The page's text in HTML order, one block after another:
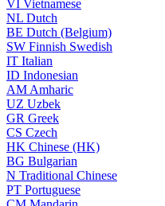
VI Vietnamese
NL Dutch
BE Dutch (Belgium)
SW Finnish Swedish
IT Italian
ID Indonesian
AM Amharic
UZ Uzbek
GR Greek
CS Czech
HK Chinese (HK)
BG Bulgarian
N Traditional Chinese
PT Portuguese